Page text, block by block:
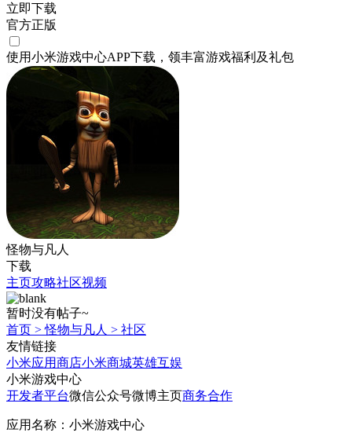
立即下载
官方正版
使用小米游戏中心APP下载 ，领丰富游戏福利 及礼包
怪物与凡人
下载
主页攻略社区视频
暂时没有帖子~
首页 >怪物与凡人 > 社区
友情链接
小米应用商店小米商城英雄互娱
小米游戏中心
开发者平台微信公众号微博主页商务合作
应用名称：小米游戏中心